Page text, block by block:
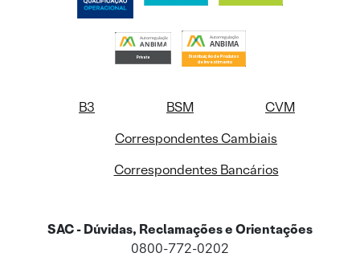
B3 BSM
CVM
Correspondentes Cambiais
Correspondentes Bancários
SAC - Dúvidas, Reclamações e Orientações
0800-772-0202